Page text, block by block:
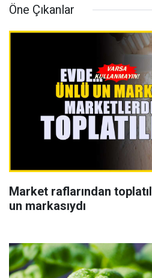
Öne Çıkanlar
Market raflarından
un markasıydı